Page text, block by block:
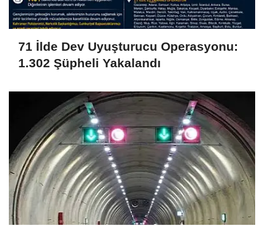
71 İlde Dev Uyuşturucu Operasyonu:
1.302 Şüpheli Yakalandı